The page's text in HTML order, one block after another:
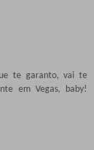
te garanto, vai te
em Vegas, baby!